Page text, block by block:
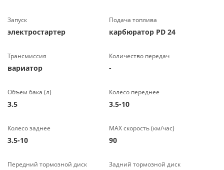
Запуск
электростартер
Подача топлива
карбюратор PD 24
Трансмиссия
вариатор
Количество передач
-
Объем бака (л)
3.5
Колесо переднее
3.5-10
Колесо заднее
3.5-10
МАХ скорость (км/час)
90
Передний тормозной диск Задний тормозной диск